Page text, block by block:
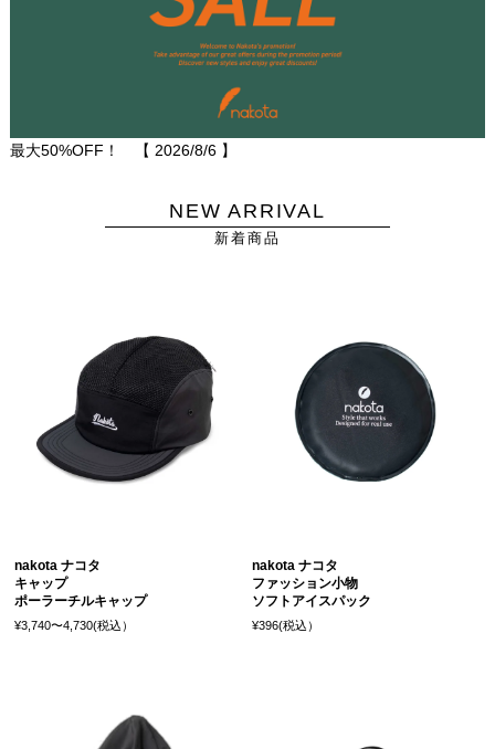
最大50%OFF！ 【 2026/8/6】
NEW ARRIVAL
新着商品
nakota ナコタ
キャップ
ポーラーチルキャップ
¥3,740〜4,730(税込）
nakota ナコタ
ファッション小物
ソフトアイスパック
¥396(税込）